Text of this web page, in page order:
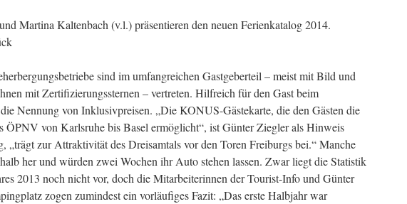
Martina Kaltenbach (v.l.) präsentieren den neuen Ferienkatalog 2014.
sind im umfangreichen Gastgeberteil – meist mit Bild und
mit Zertifizierungssternen – vertreten. Hilfreich für den Gast beim
Nennung von Inklusivpreisen. „Die KONUS-Gästekarte, die den Gästen die
ÖPNV von Karlsruhe bis Basel ermöglicht“, ist Günter Ziegler als Hinweis
„trägt zur Attraktivität des Dreisamtals vor den Toren Freiburgs bei.“ Manche
her und würden zwei Wochen ihr Auto stehen lassen. Zwar liegt die Statistik
2013 noch nicht vor, doch die Mitarbeiterinnen der Tourist-Info und Günter
zogen zumindest ein vorläufiges Fazit: „Das erste Halbjahr war